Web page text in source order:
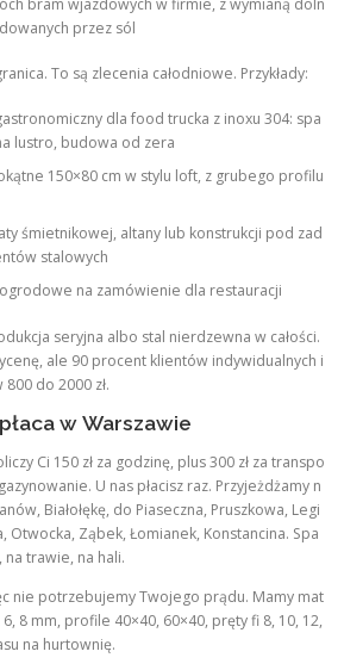
przez sól
To są zlecenia całodniowe. Przykłady:
dla food trucka z inoxu 304: spa
lustro, budowa od zera
150×80 cm w stylu loft, z grubego profilu
śmietnikowej, altany lub konstrukcji pod zad
stalowych
na zamówienie dla restauracji
seryjna albo stal nierdzewna w całości.
ale 90 procent klientów indywidualnych i
800 do 2000 zł.
w Warszawie
Ci 150 zł za godzinę, plus 300 zł za transpo
U nas płacisz raz. Przyjeżdżamy n
Białołękę, do Piaseczna, Pruszkowa, Legi
Otwocka, Ząbek, Łomianek, Konstancina. Spa
trawie, na hali.
nie potrzebujemy Twojego prądu. Mamy mat
8 mm, profile 40×40, 60×40, pręty fi 8, 10, 12,
na hurtownię.